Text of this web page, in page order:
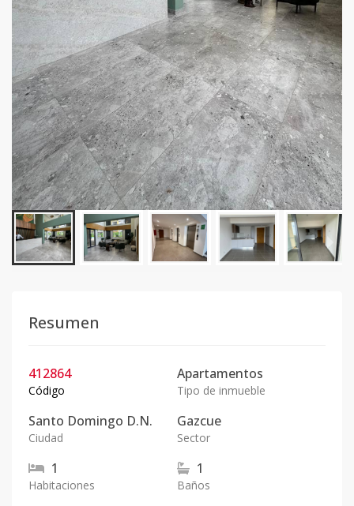
Resumen
412864
Código
Apartamentos
Tipo de inmueble
Santo Domingo D.N.
Ciudad
Gazcue
Sector
1
Habitaciones
1
Baños